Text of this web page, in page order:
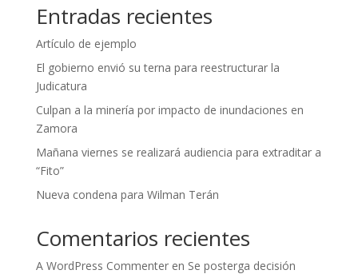
Entradas recientes
Artículo de ejemplo
El gobierno envió su terna para reestructurar la
Judicatura
Culpan a la minería por impacto de inundaciones en
Zamora
Mañana viernes se realizará audiencia para extraditar a
“Fito”
Nueva condena para Wilman Terán
Comentarios recientes
A WordPress Commenteren Se posterga decisión